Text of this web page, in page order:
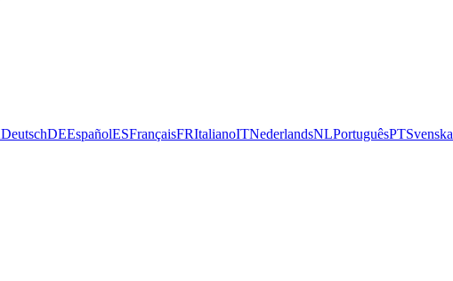
DeutschDEEspañolESFrançaisFRItalianoITNederlandsNLPortuguêsPTSvenska